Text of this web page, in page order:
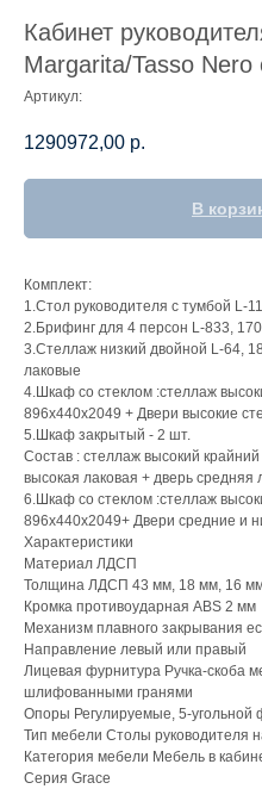
Кабинет
Margarita/Tasso
Артикул:
1290972,00 р.
В
Комплект:
1.Стол руководителя с тумбой L-
2.Брифинг для 4 персон L-833,
3.Стеллаж низкий двойной L-64,
лаковые
4.Шкаф со стеклом :стеллаж
896х440х2049 + Двери высокие
5.Шкаф закрытый - 2 шт.
Состав : стеллаж высокий
высокая лаковая + дверь средняя
6.Шкаф со стеклом :стеллаж
896х440х2049+ Двери средние и
Характеристики
Материал ЛДСП
Толщина ЛДСП 43 мм, 18 мм, 16
Кромка противоударная ABS 2 мм
Механизм плавного закрывания
Направление левый или правый
Лицевая фурнитура Ручка-скоба
шлифованными гранями
Опоры Регулируемые, 5-
Тип мебели Столы руководителя
Категория мебели Мебель в
Серия Grace